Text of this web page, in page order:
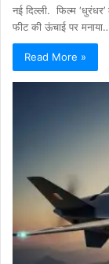
नई दिल्ली. फिल्म
फीट की ऊंचाई पर
Read More »